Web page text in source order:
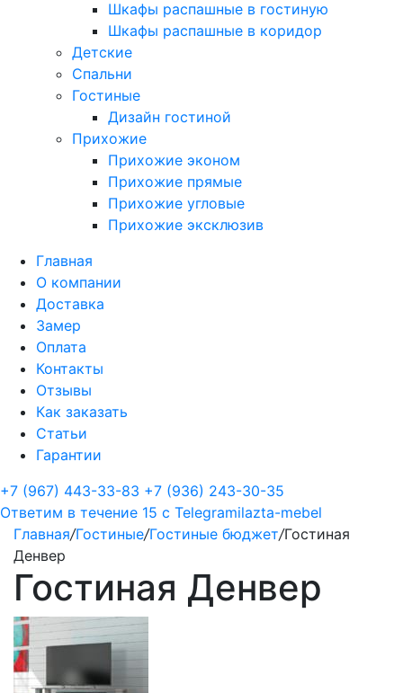
Шкафы распашные в гостиную
Шкафы распашные в коридор
Детские
Спальни
Гостиные
Дизайн гостиной
Прихожие
Прихожие эконом
Прихожие прямые
Прихожие угловые
Прихожие эксклюзив
Главная
О компании
Доставка
Замер
Оплата
Контакты
Отзывы
Как заказать
Статьи
Гарантии
+7 (967) 443-33-83 +7 (936) 243-30-35
Ответим в течение 15 с Telegramilazta-mebel
Главная/Гостиные/Гостиные бюджет/Гостиная
Денвер
Гостиная Денвер